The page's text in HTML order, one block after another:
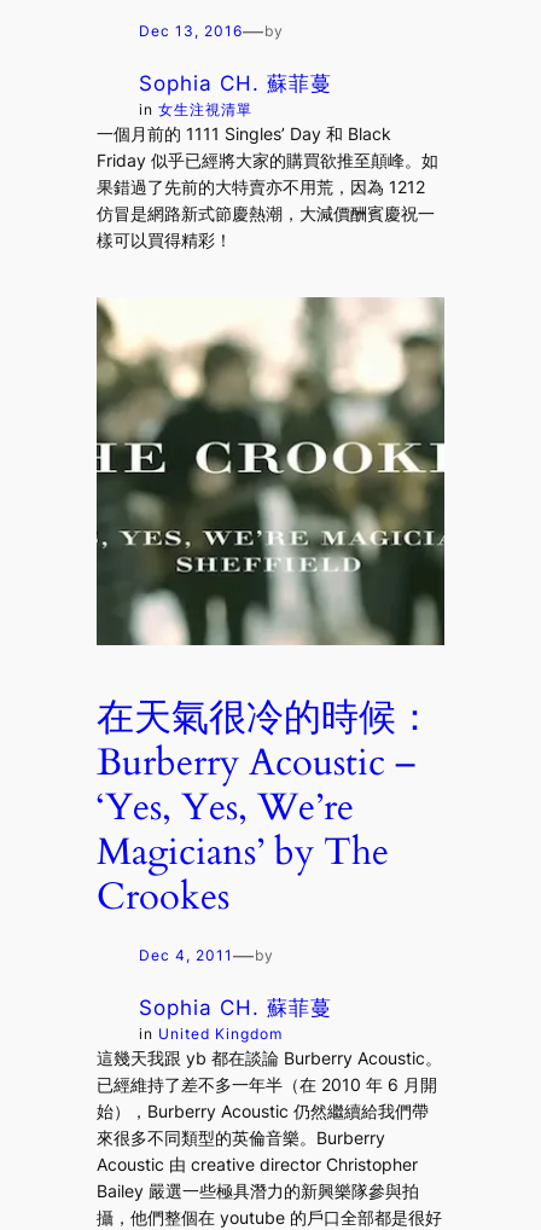
Dec 13, 2016—by
Sophia CH. 蘇菲蔓
in女生注視清單
一個月前的 1111 Singles’ Day 和 Black
Friday 似乎已經將大家的購買欲推至顛峰。如
果錯過了先前的大特賣亦不用荒，因為 1212
仿冒是網路新式節慶熱潮，大減價酬賓慶祝一
樣可以買得精彩！
在天氣很冷的時候：
Burberry Acoustic –
‘Yes, Yes, We’re
Magicians’ by The
Crookes
Dec 4, 2011—by
Sophia CH. 蘇菲蔓
in United Kingdom
這幾天我跟 yb 都在談論 Burberry Acoustic。
已經維持了差不多一年半（在 2010 年 6 月開
始），Burberry Acoustic 仍然繼續給我們帶
來很多不同類型的英倫音樂。Burberry
Acoustic 由 creative director Christopher
Bailey 嚴選一些極具潛力的新興樂隊參與拍
攝，他們整個在 youtube 的戶口全部都是很好